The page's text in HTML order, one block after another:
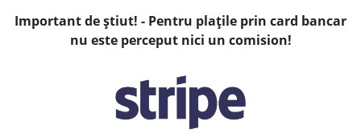
Important de știut! - Pentru plațile prin card bancar
nu este perceput nici un comision!